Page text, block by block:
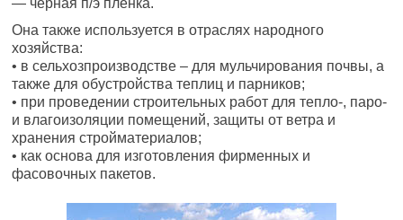
Она также используется в отраслях народного
хозяйства:
• в сельхозпроизводстве – для мульчирования почвы, а
также для обустройства теплиц и парников;
• при проведении строительных работ для тепло-, паро-
и влагоизоляции помещений, защиты от ветра и
хранения стройматериалов;
• как основа для изготовления фирменных и
фасовочных пакетов.